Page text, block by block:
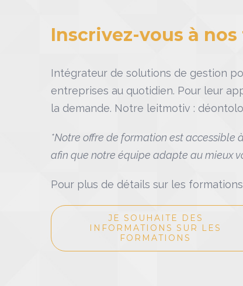
Inscrivez-vous à
Intégrateur de solutions de gestion
entreprises au quotidien. Pour leur
la demande. Notre leitmotiv :
*Notre offre de formation est accessible
afin que notre équipe adapte au mieux
Pour plus de détails sur les
JE SOUHAITE DES
INFORMATIONS SUR LES
FORMATIONS